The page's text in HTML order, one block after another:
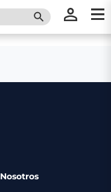
SEARCH
Nosotros